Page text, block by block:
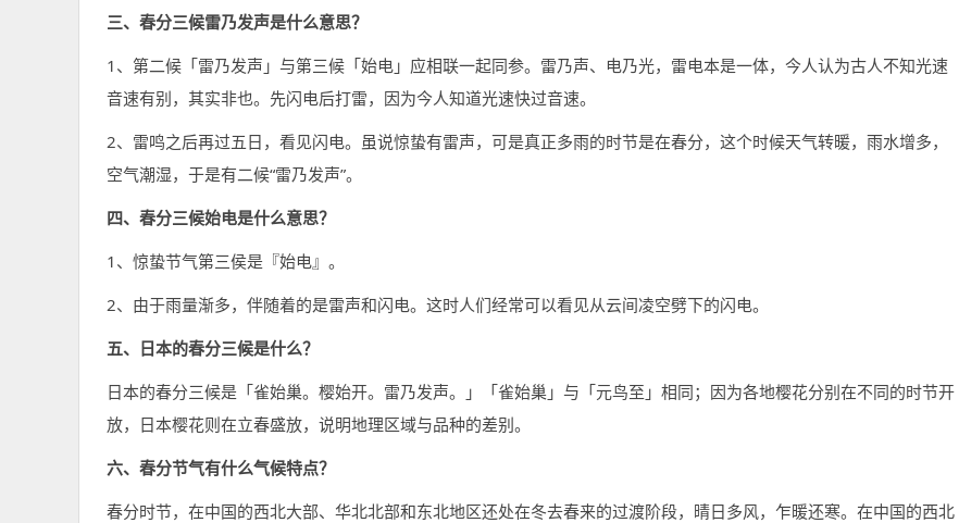
三、春分三候雷乃发声是什么意思？
1、第二候「雷乃发声」与第三候「始电」应相联一起同参。雷乃声、电乃光，雷电本是一体，今人认为古人不知光速
音速有别，其实非也。先闪电后打雷，因为今人知道光速快过音速。
2、雷鸣之后再过五日，看见闪电。虽说惊蛰有雷声，可是真正多雨的时节是在春分，这个时候天气转暖，雨水增多，
空气潮湿，于是有二候“雷乃发声”。
四、春分三候始电是什么意思？
1、惊蛰节气第三侯是『始电』。
2、由于雨量渐多，伴随着的是雷声和闪电。这时人们经常可以看见从云间凌空劈下的闪电。
五、日本的春分三候是什么？
日本的春分三候是「雀始巢。樱始开。雷乃发声。」「雀始巢」与「元鸟至」相同；因为各地樱花分别在不同的时节开
放，日本樱花则在立春盛放，说明地理区域与品种的差别。
六、春分节气有什么气候特点？
春分时节，在中国的西北大部、华北北部和东北地区还处在冬去春来的过渡阶段，晴日多风，乍暖还寒。在中国的西北